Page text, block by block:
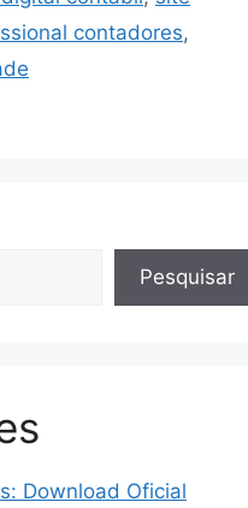
contadores,
Pesquisar
Download Oficial